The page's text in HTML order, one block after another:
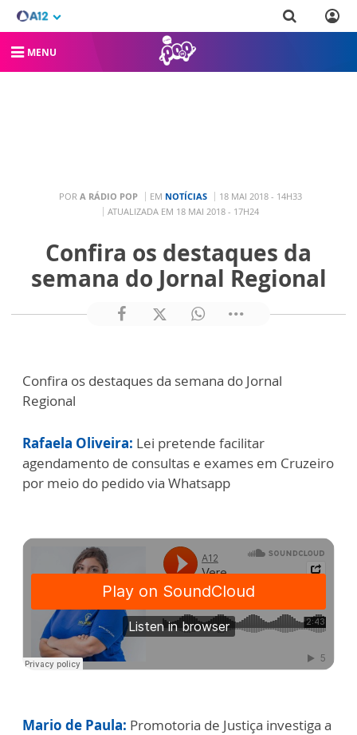
MENU
POR A RÁDIO POP EM NOTÍCIAS
18 MAI 2018 - 14H33
ATUALIZADA EM 18 MAI 2018 - 17H24
Confira os destaques da
semana do Jornal Regional
Confira os destaques da semana do Jornal
Regional
Rafaela Oliveira: Lei pretende facilitar
agendamento de consultas e exames em Cruzeiro
por meio do pedido via Whatsapp
Mario de Paula: Promotoria de Justiça investiga a